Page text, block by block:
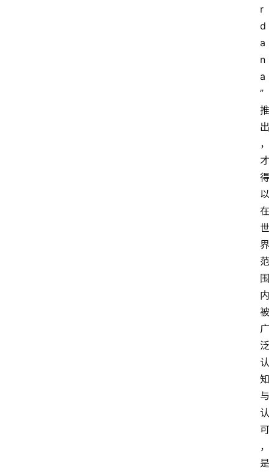
r
d
a
n
a
”
推
出
，
才
得
以
在
世
界
范
围
内
被
广
泛
认
知
与
认
可
，
是